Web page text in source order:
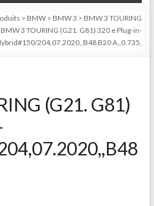
> BMW > BMW 3 > BMW 3 TOURING
BMW 3 TOURING (G21. G81) 320 e Plug-in-
204,07.2020,,B48 B20 A,,0.735,
(G21. G81)